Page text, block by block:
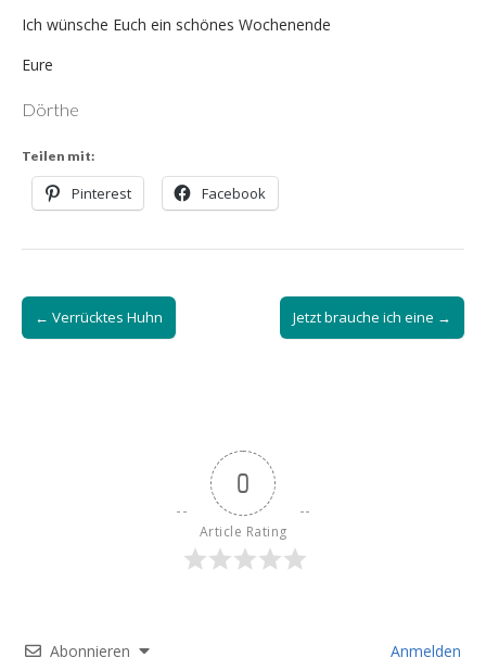
Ich wünsche Euch ein schönes Wochenende
Eure
Dörthe
Teilen mit:
Pinterest Facebook
Post
navigation
← Verrücktes Huhn Jetzt brauche ich eine →
0
Article Rating
Abonnieren Anmelden